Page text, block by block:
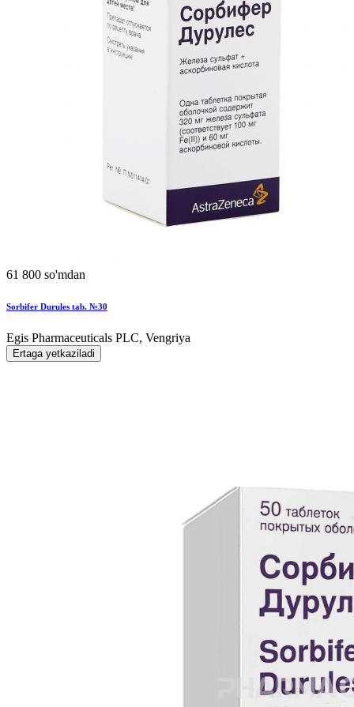
61 800 so'mdan
Sorbifer Durules tab. №30
Egis Pharmaceuticals PLC, Vengriya
Ertaga yetkaziladi